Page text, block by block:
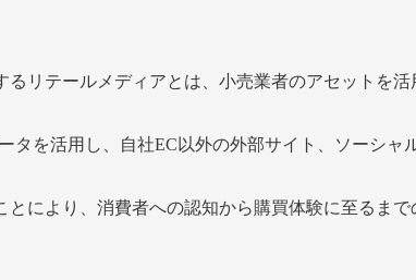
リテールメディアとは、小売業者のアセットを
を活用し、自社EC以外の外部サイト、ソーシャ
により、消費者への認知から購買体験に至るま